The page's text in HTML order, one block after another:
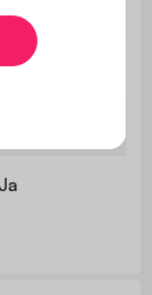
kg
Jahre
Ja